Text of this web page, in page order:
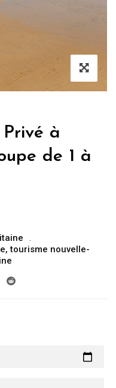
à
de 1 à
,tourisme nouvelle-